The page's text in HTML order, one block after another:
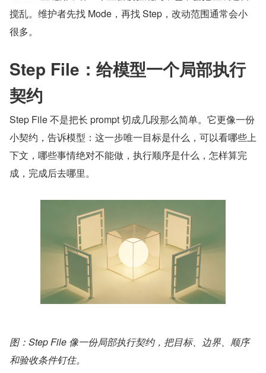
搅乱。维护者先找 Mode，再找 Step，改动范围通常会小
很多。
Step File：给模型一个局部执行
契约
Step File 不是把长 prompt 切成几段那么简单。它更像一份
小契约，告诉模型：这一步唯一目标是什么，可以看哪些上
下文，哪些事情绝对不能做，执行顺序是什么，怎样算完
成，完成后去哪里。
图：Step File 像一份局部执行契约，把目标、边界、顺序
和验收条件钉住。